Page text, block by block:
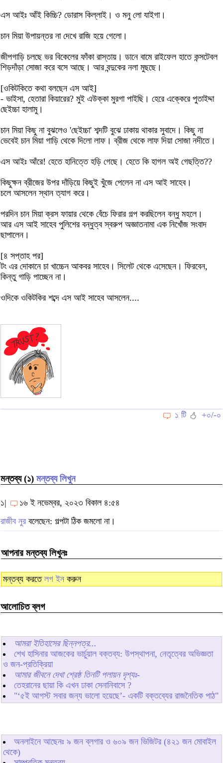
এস আইঃ আঁই কিচ্চি? ডোরাস কিল্লাই। ও মনু লো যাইগা।
চান মিয়া উপায়ন্তর না দেখে রাজি হয়ে গেলো।
জীপগাড়ি চলছে ভর বিকেলের ফাঁকা রাস্তায়। ডানে বামে রাইফেল হাতে কন্সটেবল
শিড়দাঁড়া সোজা করে বসে আছে। আর বন্দুকের নলা মুছছে।
[ওকিটকিতে কথা বলছেন এস আই]
- ভাইসা, হেতারা কিয়ারের? মুই এউক্কা মুরগা পাইছি। হেরে এক্কেরে পুতাইদ্দা
ছেইচ্চা হালামু।
চান মিয়া কিছু না বুঝলেও 'ছেইচ্চা' শব্দটি বুঝে ঢাকায় থাকার সুবাদে। কিছু না
ভেবেই চান মিয়া গাড়ি থেকে দিলো লাফ। ব্রীজ থেকে লাফ দিয়া সোজা নদীতে।
এস আইঃ আঁরে! হেতে হানিত্তে হড়ি গেছে। হেতে কি হাগল অই গেছত্তি??
কিছুক্ষন ব্রীজের উপর দাঁড়িয়ে কিছুই খুঁজে পেলেন না এস আই সাহেব।
চলে আসলেন স্থান ত্যাগ করে।
পরদিন চান মিয়া ক্রস ফায়ার থেকে বেঁচে ফিরার গল্প করছিলেন বন্ধু মহলে।
আর এস আই সাহেব পুলিশের বন্ধুত্ব স্বরুপ অজ্ঞাতনামা এক নিখোঁজ সংবাদ
ছাপালেন।
[৪ সপ্তাহ পর]
টং এর দোকানে চা খাচ্চেন আকবর সাহেব। সিলেট থেকে এসেছেন। ফিরবেন,
কিন্তু গাড়ি পাচ্ছেন না।
ওদিকে ওকিটকির শব্দে এস আই সাহেব আসলেন....
১ টি +০/-০
মন্তব্য (১) মন্তব্য লিখুন
১|
১৬ ই নভেম্বর, ২০২৩ বিকাল ৪:৫৪
রাজীব নুর বলেছেন: গল্পটা ঠিক জমলো না।
আপনার মন্তব্য লিখুনঃ
মন্তব্য করতে লগ ইন করুন
আলোচিত ব্লগ
আমরা ইতিহাসের ছিন্নপত্র...
শেখ হাসিনার আজকের ভার্চুয়াল বক্তব্য: উপস্থাপনা, নেতৃত্বের অভিজ্ঞতা
ও জন-প্রতিক্রিয়া
আমার জীবনে দেখা শ্রেষ্ঠ তিনটি পলায়ন দৃশ্যঃ-
তেহরানের ছায়া কি এখন ঢাকা সেনানিবাসে ?
"‘৫ই আগস্ট সবার জন্য ভালো হয়েছে’- একটি বক্তব্যের রাজনৈতিক পাঠ"
অনলাইনে আছেনঃ ৯ জন ব্লগার ও ৬০৯ জন ভিজিটর (৪২১ জন মোবাইল
থেকে)